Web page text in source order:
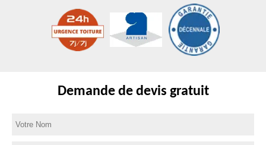
Demande de devis gratuit